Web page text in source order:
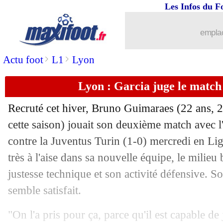
Actu foot> L1 > Lyon
Les Infos du
Lyon : Garcia juge le
Recruté cet hiver, Bruno Guimaraes (22 ans,
cette saison) jouait son deuxième match
contre la Juventus Turin (1-0) mercredi en
très à l'aise dans sa nouvelle équipe, le milieu
justesse technique et son activité défensive.
semble satisfait.
"On l'a pris pour ça, parce qu'il est capable de
: Leverkusen, Tuchel a conseillé
27/02 Braga: l'ancien Marseillais Rolando
Man City
27/02 LdC: la victoire de Lyon a
27/02 Man City: Guardiola a surpris De
27/02 Lyon: Ménès évoque la "victoire de
27/02 Man City: un record pour Guardiola
VIDEO : le but salvateur du gardien